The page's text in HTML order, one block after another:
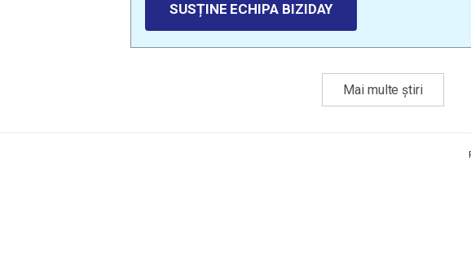
SUSȚINE ECHIPA BIZIDAY
Mai multe știri